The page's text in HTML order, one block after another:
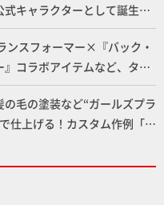
キャラクターとして誕生し
もプラ公式サイト限定版と
ンスフォーマー×『バック・
』コラボアイテムなど、タカ
をチェック!!【タカラトミー
毛の塗装など“ガールズプラ
仕上げる！カスタム作例「白
日（月）11:59まで応募受付